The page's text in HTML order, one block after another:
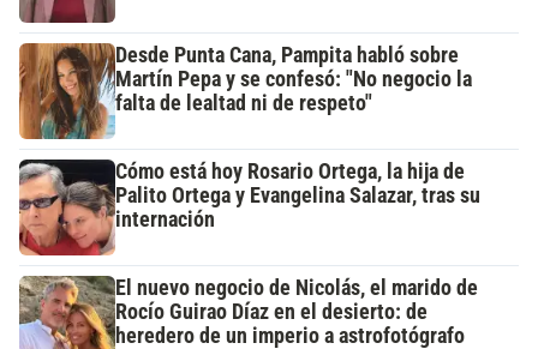
Desde Punta Cana, Pampita habló sobre
Martín Pepa y se confesó: "No negocio la
falta de lealtad ni de respeto"
Cómo está hoy Rosario Ortega, la hija de
Palito Ortega y Evangelina Salazar, tras su
internación
El nuevo negocio de Nicolás, el marido de
Rocío Guirao Díaz en el desierto: de
heredero de un imperio a astrofotógrafo